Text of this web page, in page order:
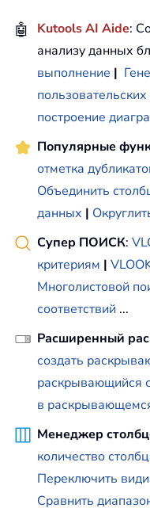
🤖 Kutools AI Aide:
анализу данных
выполнение |
построение
Популярные
отметка
Объединить
данных |
Супер ПОИСК:
критериям |
Многолистовой
соответствий ...
Расширенный
создать
раскрывающийся
в
Менеджер
количество
Переключить
Сравнить